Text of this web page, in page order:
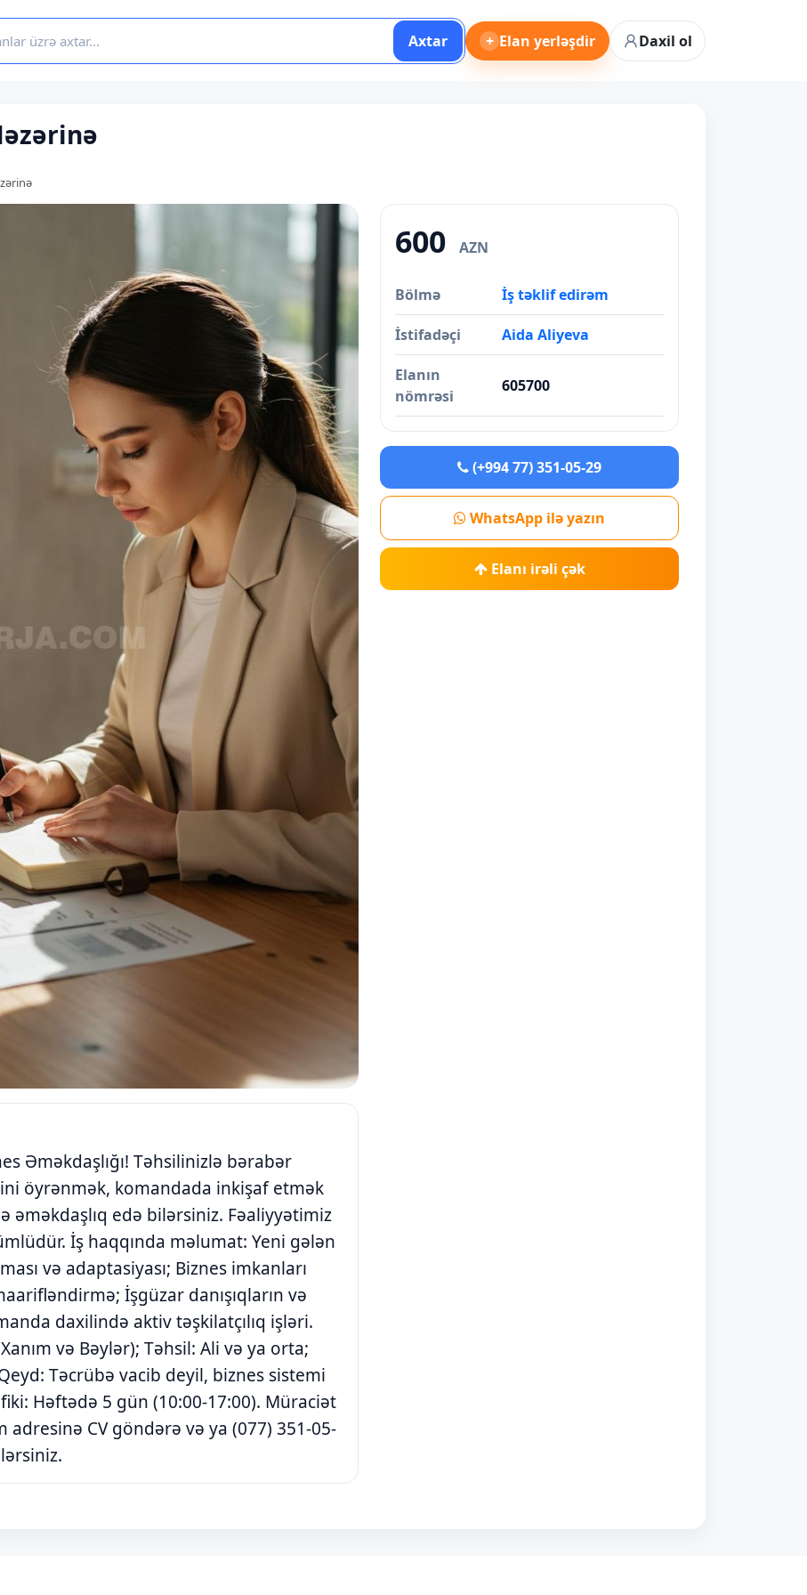
Axtar + Elan yerləşdir Daxil ol
Əməkdaşlığı! Təhsilinizlə bərabər
öyrənmək, komandada inkişaf etmək
əməkdaşlıq edə bilərsiniz. Fəaliyyətimiz
İş haqqında məlumat: Yeni gələn
və adaptasiyası; Biznes imkanları
İşgüzar danışıqların və
daxilində aktiv təşkilatçılıq işləri.
və Bəylər); Təhsil: Ali və ya orta;
Təcrübə vacib deyil, biznes sistemi
Həftədə 5 gün (10:00-17:00). Müraciət
CV göndərə və ya (077) 351-05-
600 AZN
Bölmə İş təklif edirəm
İstifadəçi Aida Aliyeva
Elanın
nömrəsi
605700
(+994 77) 351-05-29
WhatsApp ilə yazın
Elanı irəli çək